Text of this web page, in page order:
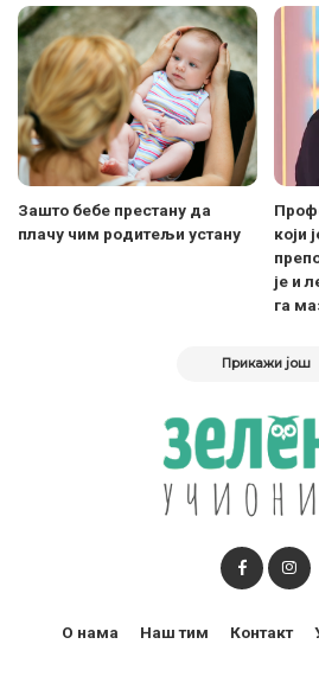
Зашто бебе престану да
плачу чим родитељи устану
који
је и
га
Прикажи још
О нама Наш тим Контакт